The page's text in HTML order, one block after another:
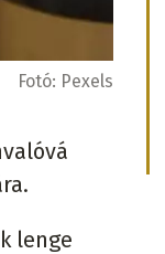
Fotó: Pexels
lenge